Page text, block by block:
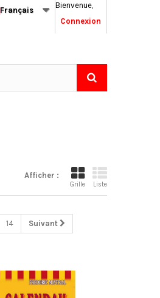
Bienvenue,
Connexion
Français
Afficher :
Grille Liste
14 Suivant